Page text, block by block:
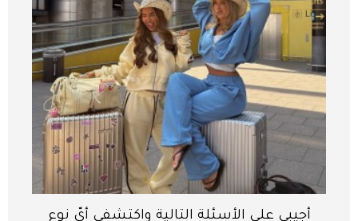
أجيبي على الأسئلة التالية واكتشفي أيّ نوع